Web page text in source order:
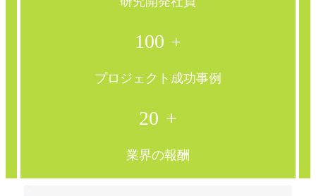
100 +
プロジェクト成功事例
20 +
業界の報酬